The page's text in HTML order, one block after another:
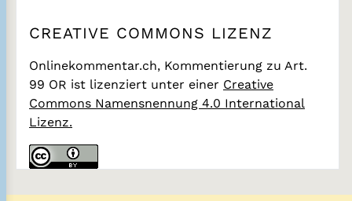
CREATIVE COMMONS LIZENZ
Onlinekommentar.ch, Kommentierung zu Art.
99 OR ist lizenziert unter einer Creative
Commons Namensnennung 4.0 International
Lizenz.